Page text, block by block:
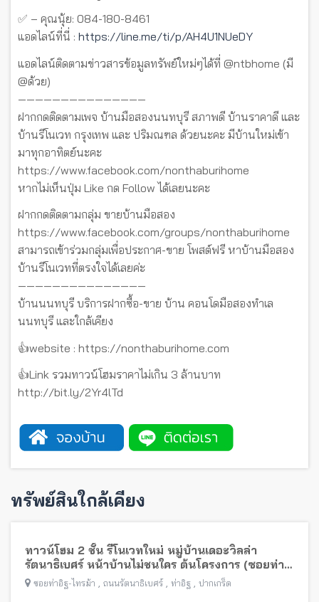
✅ – คุณนุ้ย: 084-180-8461
แอดไลน์ที่นี่ : https://line.me/ti/p/AH4U1NUeDY
แอดไลน์ติดตามข่าวสารข้อมูลทรัพย์ใหม่ๆได้ที่ @ntbhome (มี
@ด้วย)
———————————————
ฝากกดติดตามเพจ บ้านมือสองนนทบุรี สภาพดี บ้านราคาดี และ
บ้านรีโนเวท กรุงเทพ และ ปริมณฑล ด้วยนะคะ มีบ้านใหม่เข้า
มาทุกอาทิตย์นะคะ
https://www.facebook.com/nonthaburihome
หากไม่เห็นปุ่ม Like กด Follow ได้เลยนะคะ
ฝากกดติดตามกลุ่ม ขายบ้านมือสอง
https://www.facebook.com/groups/nonthaburihome
สามารถเข้าร่วมกลุ่มเพื่อประกาศ-ขาย โพสต์ฟรี หาบ้านมือสอง
บ้านรีโนเวทที่ตรงใจได้เลยค่ะ
———————————————
บ้านนนทบุรี บริการฝากซื้อ-ขาย บ้าน คอนโดมือสองทำเล
นนทบุรี และใกล้เคียง
👍website : https://nonthaburihome.com
👍Link รวมทาวน์โฮมราคาไม่เกิน 3 ล้านบาท
http://bit.ly/2Yr4lTd
ทรัพย์สินใกล้เคียง
ทาวน์โฮม 2 ชั้น รีโนเวทใหม่ หมู่บ้านเดอะวิลล่า
รัตนาธิเบศร์ หน้าบ้านไม่ชนใคร ต้นโครงการ (ซอยท่า
อิฐ-ไทรม้า) พร้อมอยู่ใกล้รถไฟฟ้าสายสีม่วง
ซอยท่าอิฐ-ไทรม้า , ถนนรัตนาธิเบศร์ , ท่าอิฐ , ปากเกร็ด